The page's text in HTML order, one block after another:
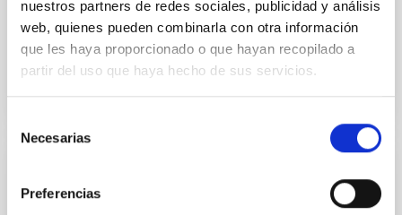
nuestros partners de redes sociales, publicidad y análisis
web, quienes pueden combinarla con otra información
que les haya proporcionado o que hayan recopilado a
partir del uso que haya hecho de sus servicios.
Necesarias
Preferencias
En ejecución
Observaciones Infrarrojas y en otras